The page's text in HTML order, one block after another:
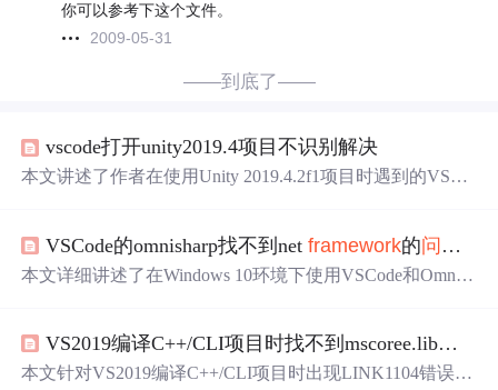
你可以参考下这个文件。
2009-05-31
——到底了——
vscode打开unity2019.4项目不识别解决
本文讲述了作者在使用Unity 2019.4.2f1项目时遇到的VSCo
目设置、修复环境变量和重启VSCode，最终解决了这些 问
题。
VSCode的omnisharp找不到netframework的问题
本文详细讲述了在Windows 10环境下使用VSCode和Omnish
骤。
VS2019编译C++/CLI项目时找不到mscoree.lib？3种解决方案实测有效
本文针对VS2019编译C++/CLI项目时出现LINK1104错误